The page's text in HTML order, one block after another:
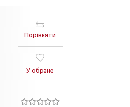
Порівняти
У обране